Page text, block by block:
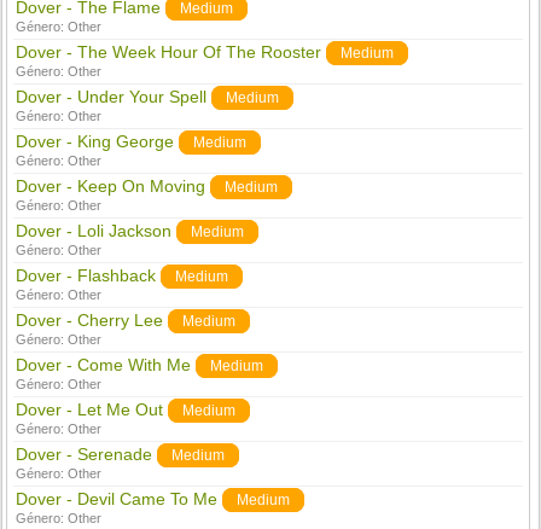
Dover - The Flame Medium
Género:Other
Dover - The Week Hour Of The Rooster Medium
Género:Other
Dover - Under Your Spell Medium
Género:Other
Dover - King George Medium
Género:Other
Dover - Keep On Moving Medium
Género:Other
Dover - Loli Jackson Medium
Género:Other
Dover - Flashback Medium
Género:Other
Dover - Cherry Lee Medium
Género:Other
Dover - Come With Me Medium
Género:Other
Dover - Let Me Out Medium
Género:Other
Dover - Serenade Medium
Género:Other
Dover - Devil Came To Me Medium
Género:Other